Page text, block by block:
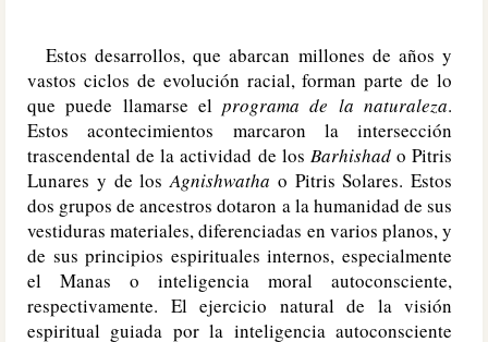
Estos desarrollos, que abarcan millones de años y
vastos ciclos de evolución racial, forman parte de lo
que puede llamarse elprograma de la naturaleza.
Estos acontecimientos marcaron la intersección
trascendental de la actividad de los Barhishado Pitris
Lunares y de losAgnishwatha o Pitris Solares. Estos
dos grupos de ancestros dotaron a la humanidad de sus
vestiduras materiales, diferenciadas en varios planos, y
de sus principios espirituales internos, especialmente
el Manas o inteligencia moral autoconsciente,
respectivamente. El ejercicio natural de la visión
espiritual guiada por la inteligencia autoconsciente